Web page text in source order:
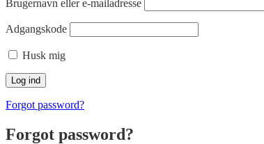
Brugernavn eller e-mailadresse
Adgangskode
Husk mig
Forgot password?
Forgot password?